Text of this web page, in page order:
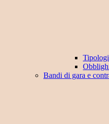
Bandi di gara e